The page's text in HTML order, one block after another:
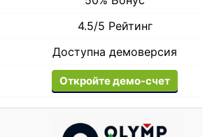
4.5/5 Рейтинг
Доступна демоверсия
Откройте демо-счет